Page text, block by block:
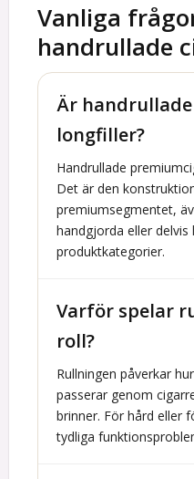
Vanliga
handrullade
Är
longfiller?
Handrullade
Det är den
premiumsegmentet,
handgjorda eller delvis
produktkategorier.
Varför spelar
roll?
Rullningen påverkar
passerar genom
brinner. För hård eller
tydliga